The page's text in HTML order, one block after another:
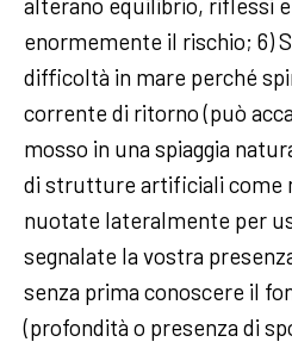
enormemente il rischio; 6)
difficoltà in mare perché
corrente di ritorno (può
mosso in una spiaggia
di strutture artificiali come
nuotate lateralmente per
segnalate la vostra
senza prima conoscere il
(profondità o presenza di